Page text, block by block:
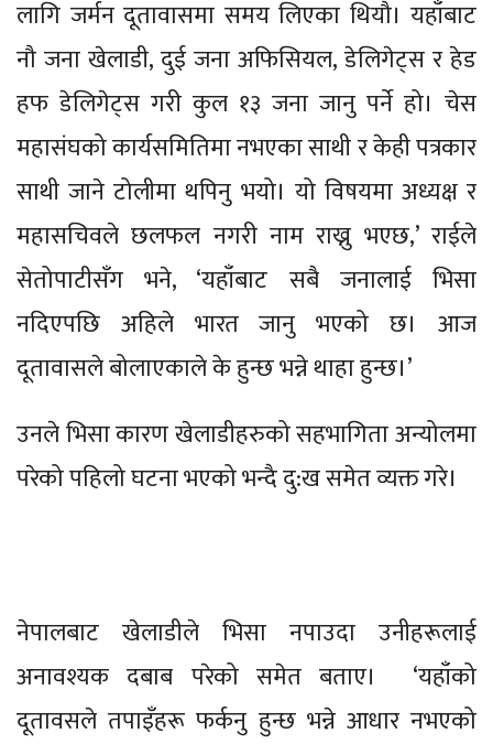
लागि जर्मन दूतावासमा समय लिएका थियौ। यहाँबाट
नौ जना खेलाडी, दुई जना अफिसियल, डेलिगेट्स र हेड
हफ डेलिगेट्स गरी कुल १३ जना जानु पर्ने हो। चेस
महासंघको कार्यसमितिमा नभएका साथी र केही पत्रकार
साथी जाने टोलीमा थपिनु भयो। यो विषयमा अध्यक्ष र
महासचिवले छलफल नगरी नाम राख्नु भएछ,’ राईले
सेतोपाटीसँग भने, ‘यहाँबाट सबै जनालाई भिसा
नदिएपछि अहिले भारत जानु भएको छ। आज
दूतावासले बोलाएकाले के हुन्छ भन्ने थाहा हुन्छ।’
उनले भिसा कारण खेलाडीहरुको सहभागिता अन्योलमा
परेको पहिलो घटना भएको भन्दै दु:ख समेत व्यक्त गरे।
नेपालबाट खेलाडीले भिसा नपाउदा उनीहरूलाई
अनावश्यक दबाब परेको समेत बताए। ‘यहाँको
दूतावसले तपाइँहरू फर्कनु हुन्छ भन्ने आधार नभएको